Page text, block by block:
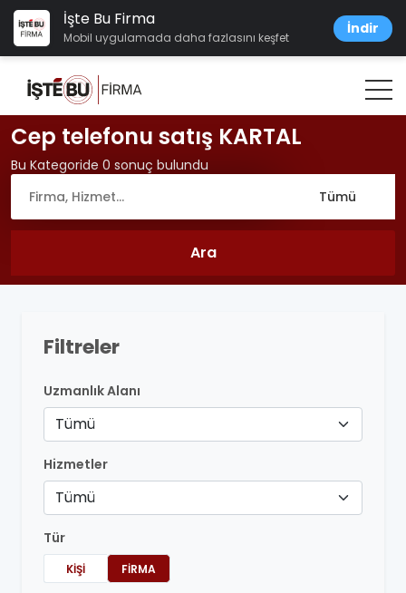
İşte Bu Firma
Mobil uygulamada daha fazlasını keşfet
İndir
Cep telefonu satış KARTAL
Bu Kategoride 0 sonuç bulundu
Filtreler
Uzmanlık Alanı
Tümü
Hizmetler
Tümü
Tür
KIŞI FIRMA